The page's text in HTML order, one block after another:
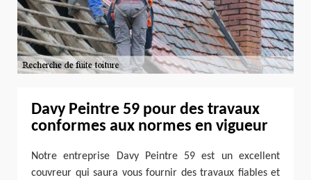
Davy Peintre 59 pour des travaux
conformes aux normes en vigueur
Notre entreprise Davy Peintre 59 est un excellent
couvreur qui saura vous fournir des travaux fiables et